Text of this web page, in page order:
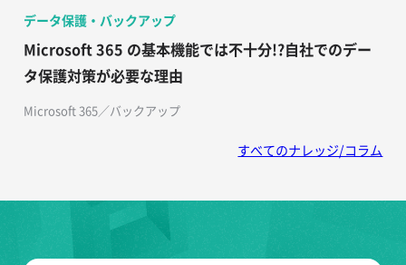
データ保護・バックアップ
Microsoft 365 の基本機能では不十分!?自社でのデー
タ保護対策が必要な理由
Microsoft 365／バックアップ
すべてのナレッジ/コラム